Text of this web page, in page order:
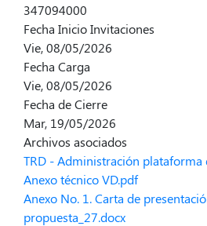
347094000
Fecha Inicio Invitaciones
Vie, 08/05/2026
Fecha Carga
Vie, 08/05/2026
Fecha de Cierre
Mar, 19/05/2026
Archivos asociados
TRD - Administración
Anexo técnico VD.pdf
Anexo No. 1. Carta de
propuesta_27.docx